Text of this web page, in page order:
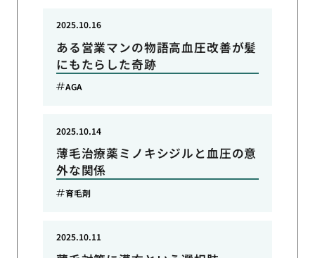
ある営業マンの物語高血圧改善が髪
にもたらした奇跡
2025.10.16
AGA
薄毛治療薬ミノキシジルと血圧の意
外な関係
2025.10.14
育毛剤
2025.10.11